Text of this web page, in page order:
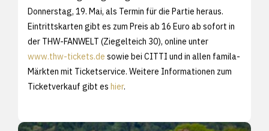
Donnerstag, 19. Mai, als Termin für die Partie heraus.
Eintrittskarten gibt es zum Preis ab 16 Euro ab sofort in
der THW-FANWELT (Ziegelteich 30), online unter
www.thw-tickets.de sowie bei CITTI und in allen famila-
Märkten mit Ticketservice. Weitere Informationen zum
Ticketverkauf gibt es hier.